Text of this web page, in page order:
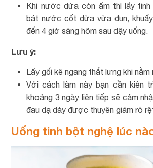
Khi nước dừa còn ấm thì lấy
bát nước cốt dừa vừa đun,
đến 4 giờ sáng hôm sau dậy uống.
Lưu ý:
Lấy gối kê ngang thắt lưng khi nằm
Với cách làm này bạn cần kiên
khoảng 3 ngày liên tiếp sẽ cảm
đau dạ dày được thuyên giảm rõ
Uống tinh bột nghệ lúc